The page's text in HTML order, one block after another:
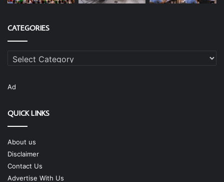
CATEGORIES
Categories
Ad
QUICK LINKS
About us
Disclaimer
Contact Us
Advertise With Us